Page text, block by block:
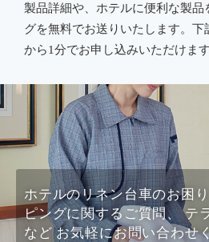
製品詳細や、ホテルに便利な製品
グを無料でお送りいたします。下
から1分でお申し込みいただけます
ホテルのリネン台車のお困
ピングに関するご質問、テ
などお気軽にお問い合わせ